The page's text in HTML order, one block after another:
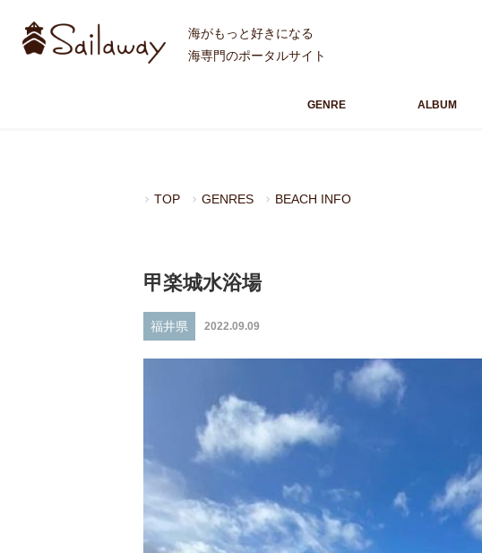
海がもっと好きになる
海専門のポータルサイト
GENRE ALBUM
TOP GENRES BEACH INFO
甲楽城水浴場
福井県 2022.09.09